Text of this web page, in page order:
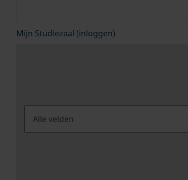
Mijn Studiezaal (inloggen)